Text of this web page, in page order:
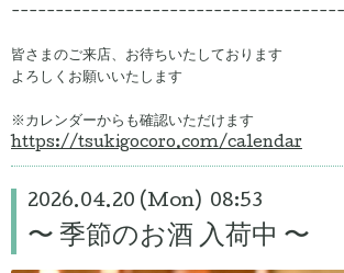
--------------------------------------
皆さまのご来店、お待ちいたしております
よろしくお願いいたします
※カレンダーからも確認いただけます
https://tsukigocoro.com/calendar
2026.04.20 (Mon) 08:53
〜 季節のお酒 入荷中 〜